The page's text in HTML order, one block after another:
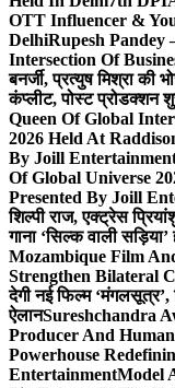
OTT Influencer &
DelhiRupesh Pandey
Intersection Of
बनर्जी, प्रत्युष मिश्रा की
कंप्लीट, पोस्ट प्रोडक्शन
Queen Of Global
2026 Held At
By Joill
Of Global Universe
Presented By Joill
शिल्पी राज, एक्ट्रेस
गाना ‘सिल्क वाली
Mozambique Film
Strengthen Bilateral
देगी नई फिल्म ‘मंगलसूत्र’,
ऐलानSureshchandra
Producer And
Powerhouse
EntertainmentModel